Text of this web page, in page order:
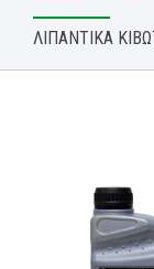
ΛΙΠΑΝΤΙΚΑ